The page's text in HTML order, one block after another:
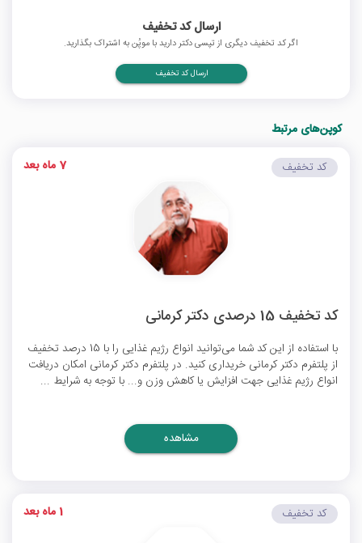
ارسال کد تخفیف
اگر کد تخفیف دیگری از تپسی دکتر دارید با موپُن به اشتراک بگذارید.
ارسال کد تخفیف
کوپن‌های مرتبط
کد تخفیف 15 درصدی دکتر کرمانی
با استفاده از این کد شما می‌توانید انواع رژیم غذایی را با 15 درصد تخفیف
از پلتفرم دکتر کرمانی خریداری کنید. در پلتفرم دکتر کرمانی امکان دریافت
انواع رژیم غذایی جهت افزایش یا کاهش وزن و... با توجه به شرایط ...
کد تخفیف 7 ماه بعد
مشاهده
کد تخفیف 1 ماه بعد